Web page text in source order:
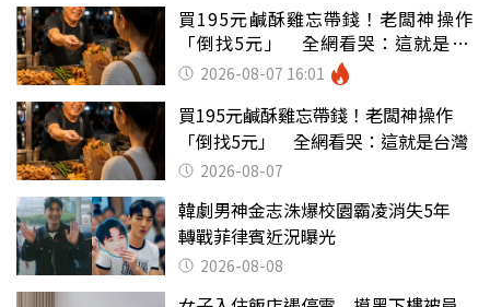
買195元鹹酥雞忘帶錢！老闆神操作
「倒找5元」 全網看哭：這就是台
灣 2026-08-07 16:01
買195元鹹酥雞忘帶錢！老闆神操作
「倒找5元」 全網看哭：這就是台灣
2026-08-07
韓劇男神金志洙爆校園霸凌消失5年
轉戰菲律賓近況曝光
2026-08-08